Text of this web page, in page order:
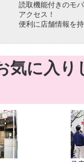
読取機能付きのモ
アクセス！
便利に店舗情報を
気に入